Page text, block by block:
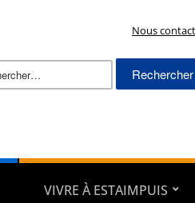
Nous
Rechercher :
VIVRE À ESTAIMPUIS